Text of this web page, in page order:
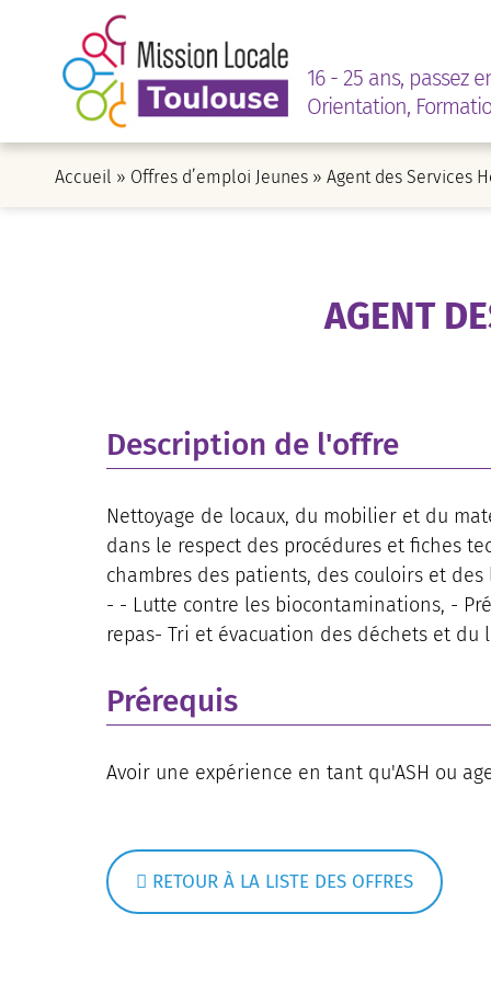
16 - 25 ans, passez
Orientation,
Accueil » Offres d’emploi Jeunes » Agent des Services
AGENT
Description de l'offre
Nettoyage de locaux, du mobilier et du
dans le respect des procédures et fiches
chambres des patients, des couloirs et
- - Lutte contre les biocontaminations, -
repas- Tri et évacuation des déchets et du
Prérequis
Avoir une expérience en tant qu'ASH ou
RETOUR À LA LISTE DES OFFRES